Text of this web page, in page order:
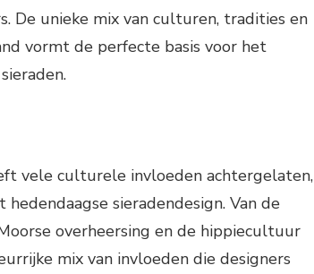
De unieke mix van culturen, tradities en
vormt de perfecte basis voor het
vele culturele invloeden achtergelaten,
sieradendesign. Van de
overheersing en de hippiecultuur
mix van invloeden die designers